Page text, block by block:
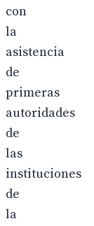
con
la
asistencia
de
primeras
autoridades
de
las
instituciones
de
la